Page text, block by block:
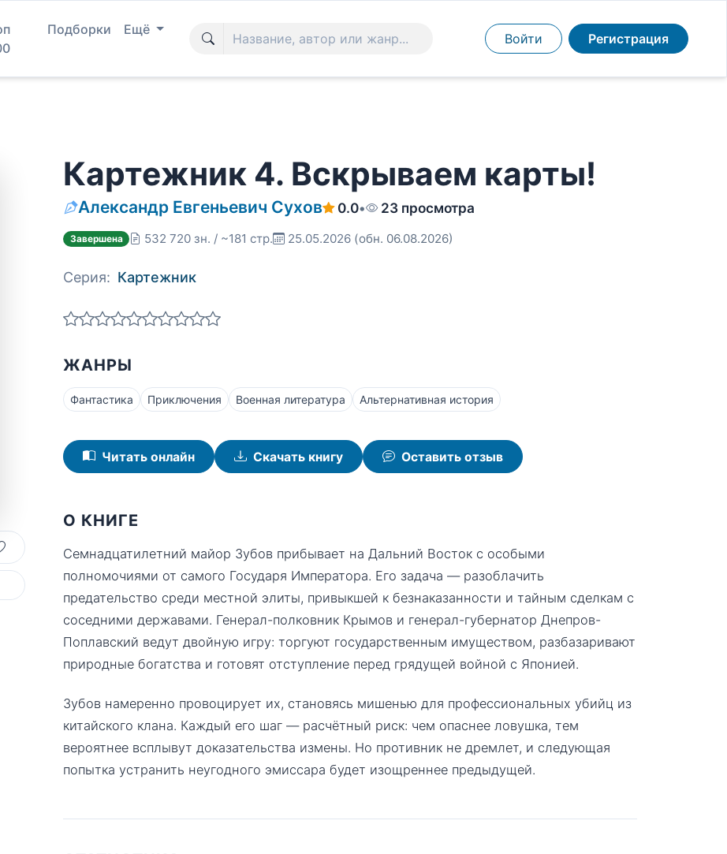
Подборки Ещё
Войти Регистрация
Картежник 4. Вскрываем карты!
Александр Евгеньевич Сухов 0.0• 23 просмотра
Завершена 532 720 зн. / ~181 стр. 25.05.2026 (обн. 06.08.2026)
Серия: Картежник
ЖАНРЫ
Фантастика Приключения Военная литература Альтернативная история
Читать онлайн Скачать книгу Оставить отзыв
О КНИГЕ
Семнадцатилетний майор Зубов прибывает на Дальний Восток с особыми
полномочиями от самого Государя Императора. Его задача — разоблачить
предательство среди местной элиты, привыкшей к безнаказанности и тайным сделкам с
соседними державами. Генерал-полковник Крымов и генерал-губернатор Днепров-
Поплавский ведут двойную игру: торгуют государственным имуществом, разбазаривают
природные богатства и готовят отступление перед грядущей войной с Японией.
Зубов намеренно провоцирует их, становясь мишенью для профессиональных убийц из
китайского клана. Каждый его шаг — расчётный риск: чем опаснее ловушка, тем
вероятнее всплывут доказательства измены. Но противник не дремлет, и следующая
попытка устранить неугодного эмиссара будет изощреннее предыдущей.